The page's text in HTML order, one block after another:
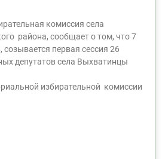
комиссия села
района, сообщает о том, что 7
созывается первая сессия 26
депутатов села Выхватинцы
избирательной комиссии